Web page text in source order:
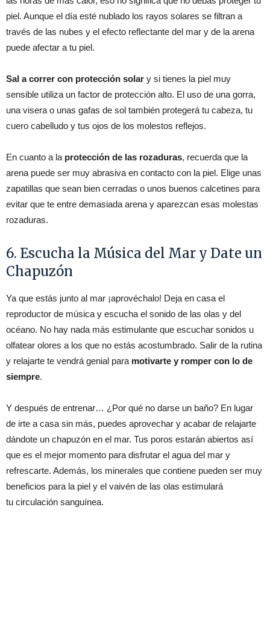
piel. Aunque el día esté nublado los rayos solares se filtran a
través de las nubes y el efecto reflectante del mar y de la arena
puede afectar a tu piel.
Sal a correr con protección solar y si tienes la piel muy
sensible utiliza un factor de protección alto. El uso de una gorra,
una visera o unas gafas de sol también protegerá tu cabeza, tu
cuero cabelludo y tus ojos de los molestos reflejos.
En cuanto a la protección de las rozaduras, recuerda que la
arena puede ser muy abrasiva en contacto con la piel. Elige unas
zapatillas que sean bien cerradas o unos buenos calcetines para
evitar que te entre demasiada arena y aparezcan esas molestas
rozaduras.
6. Escucha la Música del Mar y Date un
Chapuzón
Ya que estás junto al mar ¡aprovéchalo! Deja en casa el
reproductor de música y escucha el sonido de las olas y del
océano. No hay nada más estimulante que escuchar sonidos u
olfatear olores a los que no estás acostumbrado. Salir de la rutina
y relajarte te vendrá genial para motivarte y romper con lo de
siempre.
Y después de entrenar… ¿Por qué no darse un baño? En lugar
de irte a casa sin más, puedes aprovechar y acabar de relajarte
dándote un chapuzón en el mar. Tus poros estarán abiertos así
que es el mejor momento para disfrutar el agua del mar y
refrescarte. Además, los minerales que contiene pueden ser muy
beneficios para la piel y el vaivén de las olas estimulará
tu circulación sanguínea.